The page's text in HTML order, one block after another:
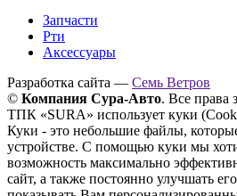
Запчасти
Рти
Аксессуары
Разработка сайта — Семь Ветров
© Компания Сура-Авто. Все права
ТПК «SURA» использует куки
Куки - это небольшие файлы,
устройстве. С помощью куки мы
возможность максимально
сайт, а также постоянно улучшать